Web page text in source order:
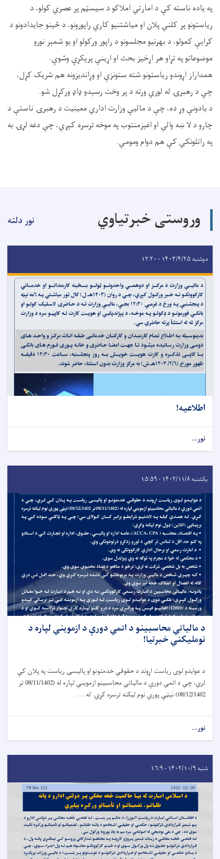
په یاده ناسته کې د امارتي املاکو د سیسټم پر عصري کولو، د
ریاستونو پر کلني پلان او میاشتنيو کاري راپورونو، د ځینو جایدادونو د
کرايې کمولو، د بهرنیو مجلسونو د راپور ورکولو او یو شمېر نورو
موضوعاتو په تړاو هر اړخیز بحث او اړینې پرېکړې وشوې.
همداراز اړوندو ریاستونو شته ستونزې او وړاندیزونه هم شریک کړل،
چې د رهبرۍ له لوري ورته د پر وخت رسېدو ډاډ ورکړل شو.
د یادونې وړ ده، چې د مالیې وزارت اداري معینیت د رهبرۍ ناستې د
چارو د لا ښه والي او اغېزمنتوب په موخه ترسره کېږي، چې دغه لړۍ به
په راتلونکي کې هم دوام ومومي.
وروستی خبرتیاوي نور دلته
دوشنبه ۱۴۰۳/۴/۲۵ - ۱۲:۲۰
اطلاعیه!
نور...
یکشنبه ۱۴۰۲/۱۱/۸ - ۱۵:۵۹
د مالياتي محاسبينو د اتمي دورې د ازمويني لپاره د
نومليکني خبرتیا!
د عوایدو لوی ریاست اړوند د حقوقي خدمتونو او پالیسۍ ریاست په پلان کي
لري، چي د اتمي دورې د مالیاتي محاسبینو ازمویني لپاره له (08/11/1402 تر
08/12/1402) نېټې پوري نوم لیکنه ترسره کړي. له . . .
نور...
شنبه ۱۴۰۲/۱۰/۹ - ۱۶:۹